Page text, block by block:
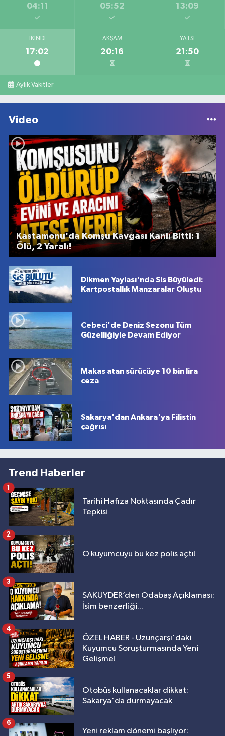
04:11 05:52 13:09
İKINDI
17:02
AKŞAM
20:16
YATSI
21:50
Aylık Vakitler
Video
Kastamonu'da Komşu Kavgası Kanlı Bitti: 1
Ölü, 2 Yaralı!
Dikmen Yaylası'nda Sis Büyüledi:
Kartpostallık Manzaralar Oluştu
Cebeci'de Deniz Sezonu Tüm
Güzelliğiyle Devam Ediyor
Makas atan sürücüye 10 bin lira
ceza
Sakarya'dan Ankara'ya Filistin
çağrısı
Trend Haberler
Tarihi Hafıza Noktasında Çadır
Tepkisi
1
O kuyumcuyu bu kez polis açtı!
2
SAKUYDER’den Odabaş Açıklaması:
İsim benzerliği...
3
ÖZEL HABER - Uzunçarşı'daki
Kuyumcu Soruşturmasında Yeni
Gelişme!
4
Otobüs kullanacaklar dikkat:
Sakarya'da durmayacak
5
Yeni reklam dönemi başlıyor:
6